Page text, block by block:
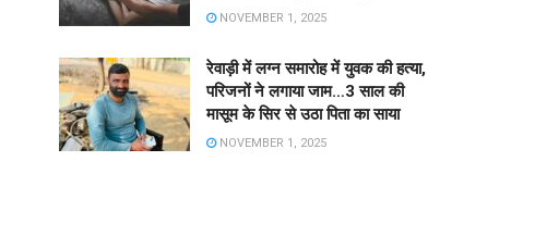
NOVEMBER 1, 2025
रेवाड़ी में लग्न समारोह में युवक की हत्या,
परिजनों ने लगाया जाम…3 साल की
मासूम के सिर से उठा पिता का साया
NOVEMBER 1, 2025